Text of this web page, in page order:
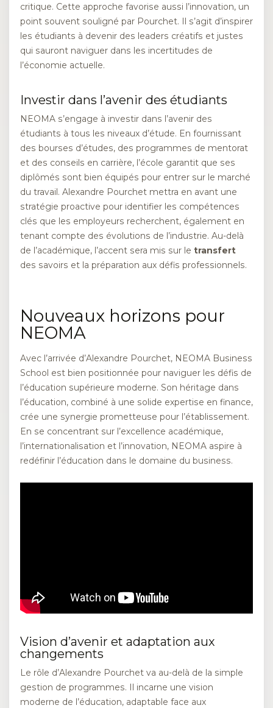
critique. Cette approche favorise aussi l’innovation, un
point souvent souligné par Pourchet. Il s’agit d’inspirer
les étudiants à devenir des leaders créatifs et justes
qui sauront naviguer dans les incertitudes de
l’économie actuelle.
Investir dans l’avenir des étudiants
NEOMA s’engage à investir dans l’avenir des
étudiants à tous les niveaux d’étude. En fournissant
des bourses d’études, des programmes de mentorat
et des conseils en carrière, l’école garantit que ses
diplômés sont bien équipés pour entrer sur le marché
du travail. Alexandre Pourchet mettra en avant une
stratégie proactive pour identifier les compétences
clés que les employeurs recherchent, également en
tenant compte des évolutions de l’industrie. Au-delà
de l’académique, l’accent sera mis sur le transfert
des savoirs et la préparation aux défis professionnels.
Nouveaux horizons pour
NEOMA
Avec l’arrivée d’Alexandre Pourchet, NEOMA Business
School est bien positionnée pour naviguer les défis de
l’éducation supérieure moderne. Son héritage dans
l’éducation, combiné à une solide expertise en finance,
crée une synergie prometteuse pour l’établissement.
En se concentrant sur l’excellence académique,
l’internationalisation et l’innovation, NEOMA aspire à
redéfinir l’éducation dans le domaine du business.
Vision d’avenir et adaptation aux
changements
Le rôle d’Alexandre Pourchet va au-delà de la simple
gestion de programmes. Il incarne une vision
moderne de l’éducation, adaptable face aux